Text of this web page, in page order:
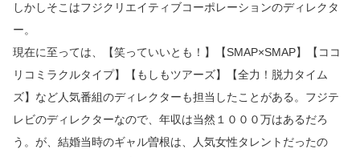
しかしそこはフジクリエイティブコーポレーションのディレクタ
ー。
現在に至っては、【笑っていいとも！】【SMAP×SMAP】【ココ
リコミラクルタイプ】【もしもツアーズ】【全力！脱力タイム
ズ】など人気番組のディレクターも担当したことがある。フジテ
レビのディレクターなので、年収は当然１０００万はあるだろ
う。が、結婚当時のギャル曽根は、人気女性タレントだったの